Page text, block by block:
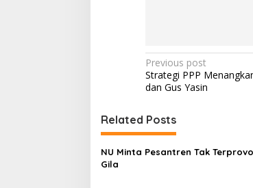
P
o
t
n
a
Previous post
Strategi PPP
dan Gus Yasin
Related Posts
NU Minta Pesantren Tak
Gila